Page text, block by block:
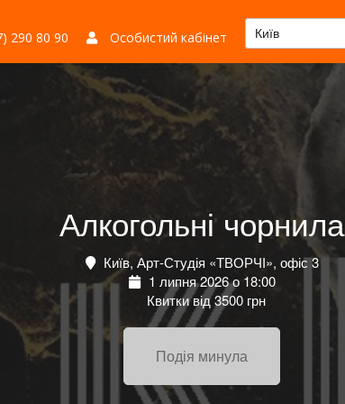
290 80 90 Особистий кабінет Київ
Алкогольні чорнила
Київ, Арт-Студія «ТВОРЧІ», офіс 3
1 липня 2026 о 18:00
Квитки від 3500 грн
Подія минула